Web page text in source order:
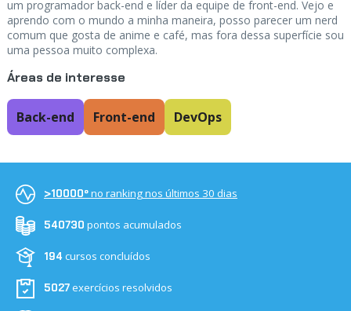
um programador back-end e líder da equipe de front-end. Vejo e
aprendo com o mundo a minha maneira, posso parecer um nerd
comum que gosta de anime e café, mas fora dessa superfície sou
uma pessoa muito complexa.
Áreas de interesse
Back-end Front-end DevOps
>10000ºno ranking nos últimos 30 dias
540730 pontos acumulados
194cursos concluídos
5027exercícios resolvidos